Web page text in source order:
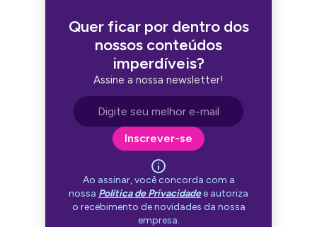
Quer ficar por dentro dos
nossos conteúdos
imperdíveis?
Assine a nossa newsletter!
Endereço de e-mail
Inscrever-se
Ao assinar, você concorda com a
nossa Política de Privacidadee autoriza
o recebimento de novidades da nossa
empresa.